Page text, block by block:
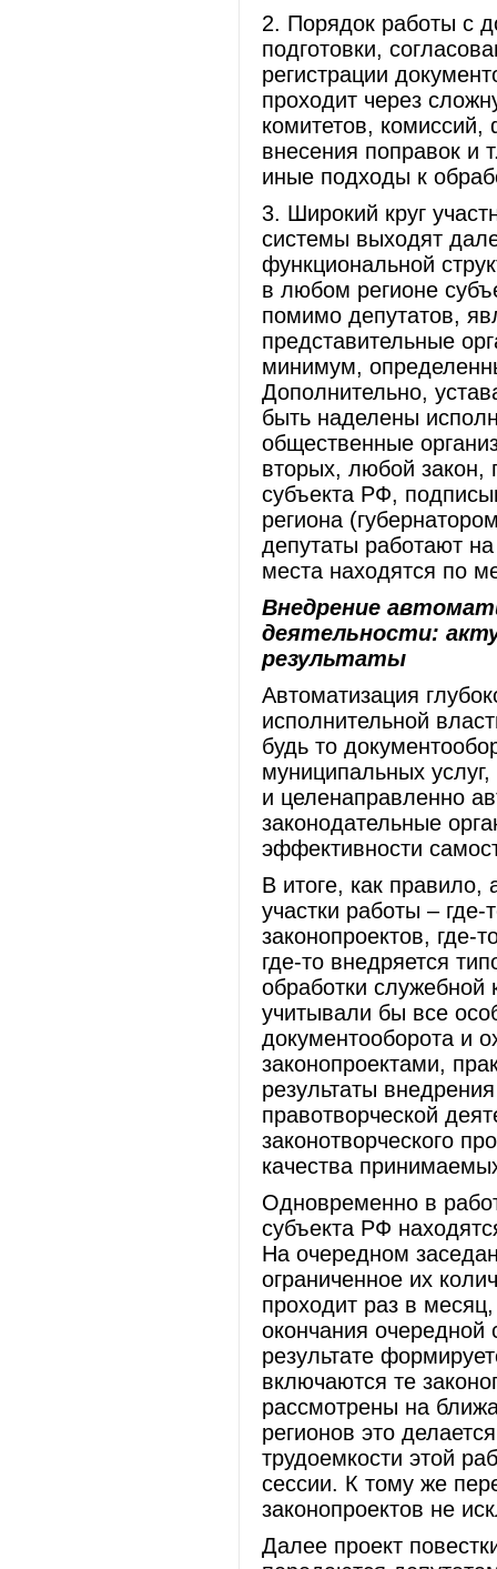
2. Порядок работы с
подготовки,
регистрации
проходит через
комитетов, комиссий,
внесения поправок и
иные подходы к
3. Широкий круг
системы выходят
функциональной
в любом регионе
помимо депутатов,
представительные
минимум,
Дополнительно,
быть наделены
общественные
вторых, любой закон,
субъекта РФ,
региона
депутаты работают
места находятся по
Внедрение
деятельности:
результаты
Автоматизация
исполнительной
будь то
муниципальных
и целенаправленно
законодательные
эффективности
В итоге, как правило,
участки работы – где-
законопроектов, где-
где-то внедряется
обработки
учитывали бы все
документооборота и
законопроектами,
результаты
правотворческой
законотворческого
качества
Одновременно в
субъекта РФ
На очередном
ограниченное их
проходит раз в
окончания очередной
результате
включаются те
рассмотрены на
регионов это
трудоемкости этой
сессии. К тому же
законопроектов не
Далее проект